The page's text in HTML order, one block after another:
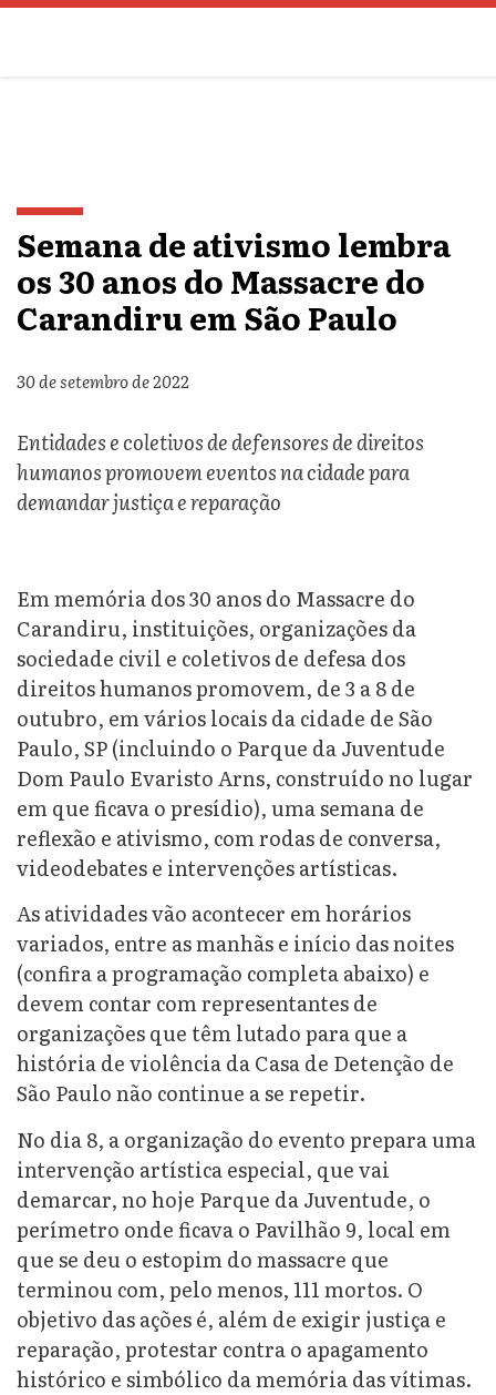
Semana de ativismo lembra
os 30 anos do Massacre do
Carandiru em São Paulo
30 de setembro de 2022
Entidades e coletivos de defensores de direitos
humanos promovem eventos na cidade para
demandar justiça e reparação
Em memória dos 30 anos do Massacre do
Carandiru, instituições, organizações da
sociedade civil e coletivos de defesa dos
direitos humanos promovem, de 3 a 8 de
outubro, em vários locais da cidade de São
Paulo, SP (incluindo o Parque da Juventude
Dom Paulo Evaristo Arns, construído no lugar
em que ficava o presídio), uma semana de
reflexão e ativismo, com rodas de conversa,
videodebates e intervenções artísticas.
As atividades vão acontecer em horários
variados, entre as manhãs e início das noites
(confira a programação completa abaixo) e
devem contar com representantes de
organizações que têm lutado para que a
história de violência da Casa de Detenção de
São Paulo não continue a se repetir.
No dia 8, a organização do evento prepara uma
intervenção artística especial, que vai
demarcar, no hoje Parque da Juventude, o
perímetro onde ficava o Pavilhão 9, local em
que se deu o estopim do massacre que
terminou com, pelo menos, 111 mortos. O
objetivo das ações é, além de exigir justiça e
reparação, protestar contra o apagamento
histórico e simbólico da memória das vítimas.